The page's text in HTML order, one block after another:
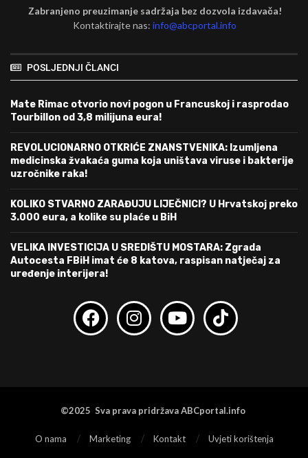
Zabranjeno preuzimanje sadržaja bez dozvola izdavača!
Kontaktirajte nas:info@abcportal.info
POSLJEDNJI ČLANCI
Mate Rimac otvorio novi pogon u Francuskoj i rasprodao
Tourbillon od 3,8 milijuna eura!
REVOLUCIONARNO OTKRIĆE ZNANSTVENIKA: Izumljena
medicinska žvakaća guma koja uništava viruse i bakterije
uzročnike raka!
KOLIKO STVARNO ZARAĐUJU LIJEČNICI? U Hrvatskoj preko
3.000 eura, a kolike su plaće u BiH
VELIKA INVESTICIJA U SREDIŠTU MOSTARA: Zgrada
Autocesta FBiH imat će 8 katova, raspisan natječaj za
uređenje interijera!
©2025 Sva prava pridržava ABCportal.info
O nama Marketing Kontakt Uvjeti korištenja